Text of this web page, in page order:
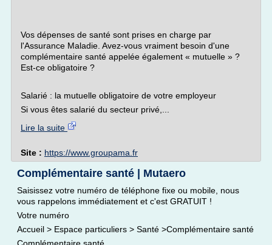
Vos dépenses de santé sont prises en charge par
l'Assurance Maladie. Avez-vous vraiment besoin d'une
complémentaire santé appelée également « mutuelle » ?
Est-ce obligatoire ?
Salarié : la mutuelle obligatoire de votre employeur
Si vous êtes salarié du secteur privé,...
Lire la suite
Site : https://www.groupama.fr
Complémentaire santé | Mutaero
Saisissez votre numéro de téléphone fixe ou mobile, nous
vous rappelons immédiatement et c'est GRATUIT !
Votre numéro
Accueil > Espace particuliers > Santé >Complémentaire santé